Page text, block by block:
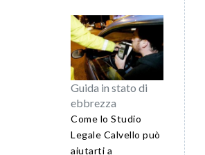
Guida in stato di
ebbrezza
Come lo Studio
Legale Calvello può
aiutarti a